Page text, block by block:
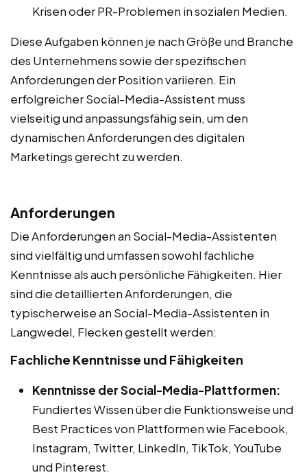
Krisen oder PR-Problemen in sozialen Medien.
Diese Aufgaben können je nach Größe und Branche
des Unternehmens sowie der spezifischen
Anforderungen der Position variieren. Ein
erfolgreicher Social-Media-Assistent muss
vielseitig und anpassungsfähig sein, um den
dynamischen Anforderungen des digitalen
Marketings gerecht zu werden.
Anforderungen
Die Anforderungen an Social-Media-Assistenten
sind vielfältig und umfassen sowohl fachliche
Kenntnisse als auch persönliche Fähigkeiten. Hier
sind die detaillierten Anforderungen, die
typischerweise an Social-Media-Assistenten in
Langwedel, Flecken gestellt werden:
Fachliche Kenntnisse und Fähigkeiten
Kenntnisse der Social-Media-Plattformen:
Fundiertes Wissen über die Funktionsweise und
Best Practices von Plattformen wie Facebook,
Instagram, Twitter, LinkedIn, TikTok, YouTube
und Pinterest.